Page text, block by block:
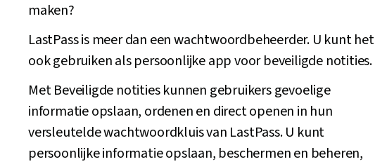
maken?
LastPass is meer dan een wachtwoordbeheerder. U kunt het
ook gebruiken als persoonlijke app voor beveiligde notities.
Met Beveiligde notities kunnen gebruikers gevoelige
informatie opslaan, ordenen en direct openen in hun
versleutelde wachtwoordkluis van LastPass. U kunt
persoonlijke informatie opslaan, beschermen en beheren,